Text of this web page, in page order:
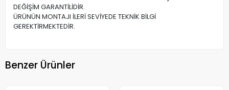
DEĞİŞİM GARANTİLİDİR.
ÜRÜNÜN MONTAJI İLERİ SEVİYEDE TEKNİK BİLGİ
GEREKTİRMEKTEDİR.
Benzer Ürünler